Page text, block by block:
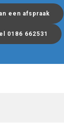
een afspraak
0186 662531